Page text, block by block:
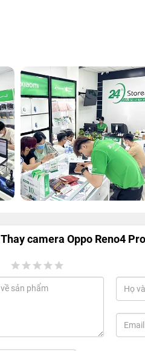
Thay camera Oppo Reno4 Pro